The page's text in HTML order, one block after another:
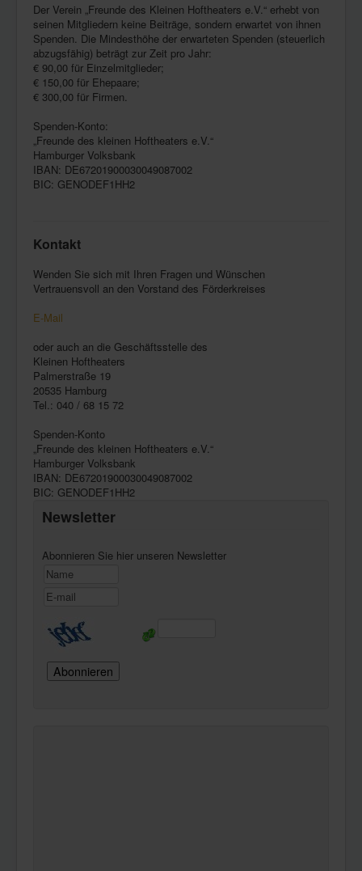
Der Verein „Freunde des Kleinen Hoftheaters e.V.“ erhebt von
seinen Mitgliedern keine Beiträge, sondern erwartet von ihnen
Spenden. Die Mindesthöhe der erwarteten Spenden (steuerlich
abzugsfähig) beträgt zur Zeit pro Jahr:
€ 90,00 für Einzelmitglieder;
€ 150,00 für Ehepaare;
€ 300,00 für Firmen.
Spenden-Konto:
„Freunde des kleinen Hoftheaters e.V.“
Hamburger Volksbank
IBAN: DE67201900030049087002
BIC: GENODEF1HH2
Kontakt
Wenden Sie sich mit Ihren Fragen und Wünschen
Vertrauensvoll an den Vorstand des Förderkreises
E-Mail
oder auch an die Geschäftsstelle des
Kleinen Hoftheaters
Palmerstraße 19
20535 Hamburg
Tel.: 040 / 68 15 72
Spenden-Konto
„Freunde des kleinen Hoftheaters e.V.“
Hamburger Volksbank
IBAN: DE67201900030049087002
BIC: GENODEF1HH2
Newsletter
Abonnieren Sie hier unseren Newsletter